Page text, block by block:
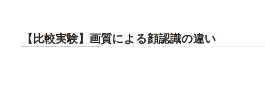
【比較実験】画質による顔認識の違い